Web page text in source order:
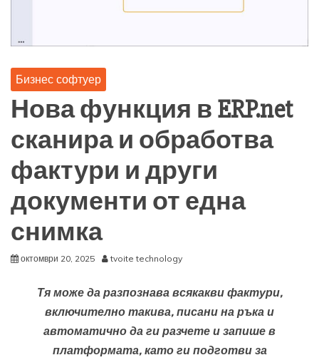
Бизнес софтуер
Нова функция в ERP.net
сканира и обработва
фактури и други
документи от една
снимка
октомври 20, 2025 tvoite technology
Тя може да разпознава всякакви фактури,
включително такива, писани на ръка и
автоматично да ги разчете и запише в
платформата, като ги подготви за